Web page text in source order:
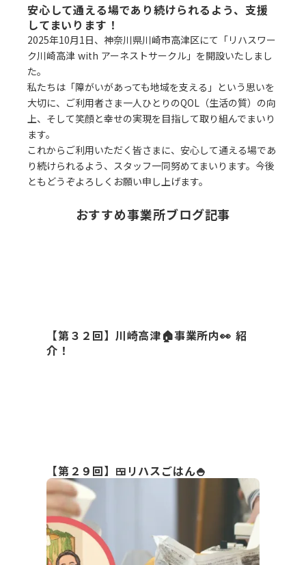
安心して通える場であり続けられるよう、支援
してまいります！
2025年10月1日、神奈川県川崎市高津区にて「リハスワー
ク川崎高津 with アーネストサークル」を開設いたしまし
た。
私たちは「障がいがあっても地域を支える」という思いを
大切に、ご利用者さま一人ひとりのQOL（生活の質）の向
上、そして笑顔と幸せの実現を目指して取り組んでまいり
ます。
これからご利用いただく皆さまに、安心して通える場であ
り続けられるよう、スタッフ一同努めてまいります。今後
ともどうぞよろしくお願い申し上げます。
おすすめ事業所ブログ記事
【第３２回】川崎高津🏠事業所内👀 紹
介！
【第２９回】🍱リハスごはん🍚